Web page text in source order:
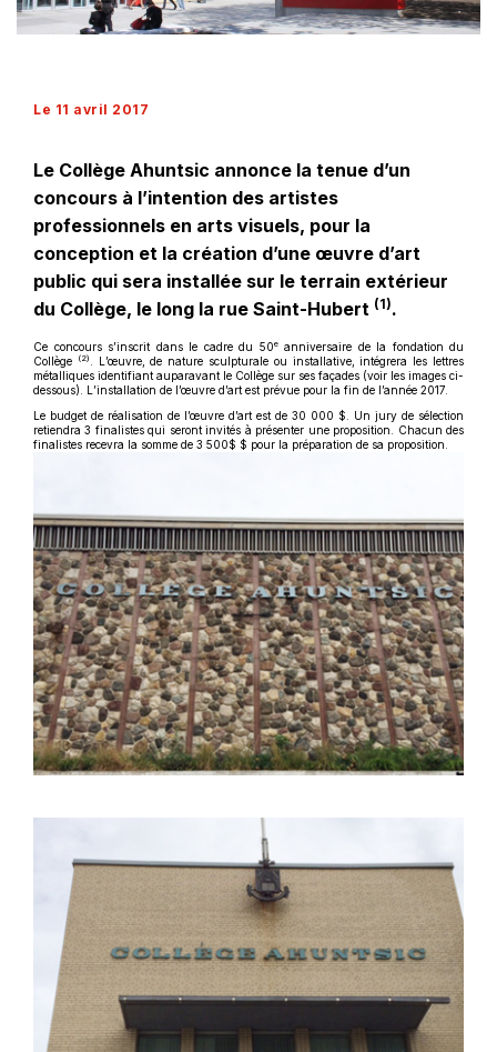
Le 11 avril 2017
Le Collège Ahuntsic annonce la tenue d’un
concours à l’intention des artistes
professionnels en arts visuels, pour la
conception et la création d’une œuvre d’art
public qui sera installée sur le terrain extérieur
du Collège, le long la rue Saint-Hubert (1).
Ce concours s’inscrit dans le cadre du 50eanniversaire de la fondation du
Collège
(2)
. L’œuvre, de nature sculpturale ou installative, intégrera les lettres
métalliques identifiant auparavant le Collège sur ses façades (voir les images ci-
dessous). L’installation de l’œuvre d’art est prévue pour la fin de l’année 2017.
Le budget de réalisation de l’œuvre d’art est de 30 000 $. Un jury de sélection
retiendra 3 finalistes qui seront invités à présenter une proposition. Chacun des
finalistes recevra la somme de 3 500$ $ pour la préparation de sa proposition.